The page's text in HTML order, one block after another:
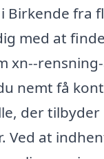
Birkende fra
med at
xn--
nemt få
der
Ved at